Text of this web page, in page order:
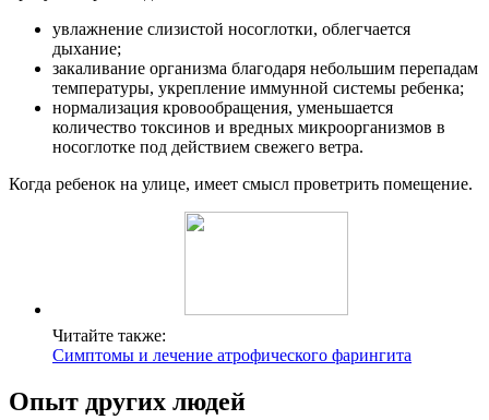
увлажнение слизистой носоглотки, облегчается
дыхание;
закаливание организма благодаря небольшим перепадам
температуры, укрепление иммунной системы ребенка;
нормализация кровообращения, уменьшается
количество токсинов и вредных микроорганизмов в
носоглотке под действием свежего ветра.
Когда ребенок на улице, имеет смысл проветрить помещение.
Читайте также:
Симптомы и лечение атрофического фарингита
Опыт других людей